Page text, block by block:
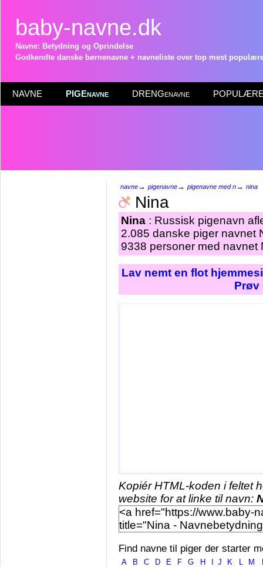
baby-navne.dk
Navne: Betydning og Oprindelse
Godkendte danske børnenavne + navneliste over top mest
NAVNE PIGEnavne DRENGenavne POPULÆRE
navne→ pigenavne→ pigenavne med n→ nina
Nina
Nina : Russisk pigenavn
2.085 danske piger navnet
9338 personer med navnet
Lav nemt en flot
Prøv
Kopiér HTML-koden i feltet
website for at linke til navn:
Find navne til piger der starter
A B C D E F G H J K L M